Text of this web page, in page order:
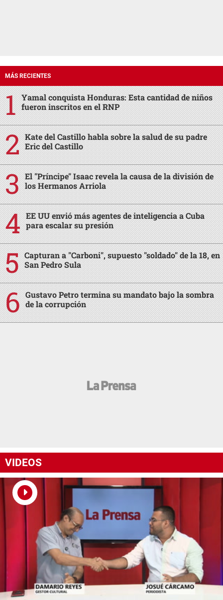
MÁS RECIENTES
Yamal conquista Honduras: Esta cantidad de niños
fueron inscritos en el RNP
Kate del Castillo habla sobre la salud de su padre
Eric del Castillo
El "Príncipe" Isaac revela la causa de la división de
los Hermanos Arriola
EE UU envió más agentes de inteligencia a Cuba
para escalar su presión
Capturan a "Carboni", supuesto "soldado" de la 18, en
San Pedro Sula
Gustavo Petro termina su mandato bajo la sombra
de la corrupción
VIDEOS